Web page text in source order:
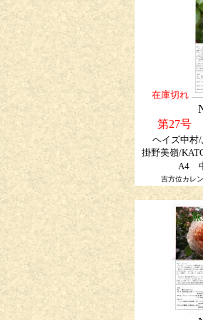
在庫切れ
第27号
ヘイズ中村
掛野美嶺/
A4
吉方位カレ